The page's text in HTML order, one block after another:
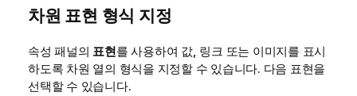
차원 표현 형식 지정
속성 패널의 표현를 사용하여 값, 링크 또는 이미지를 표시
하도록 차원 열의 형식을 지정할 수 있습니다. 다음 표현을
선택할 수 있습니다.